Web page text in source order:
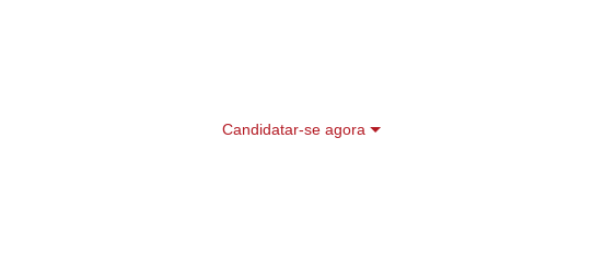
Candidatar-se agora